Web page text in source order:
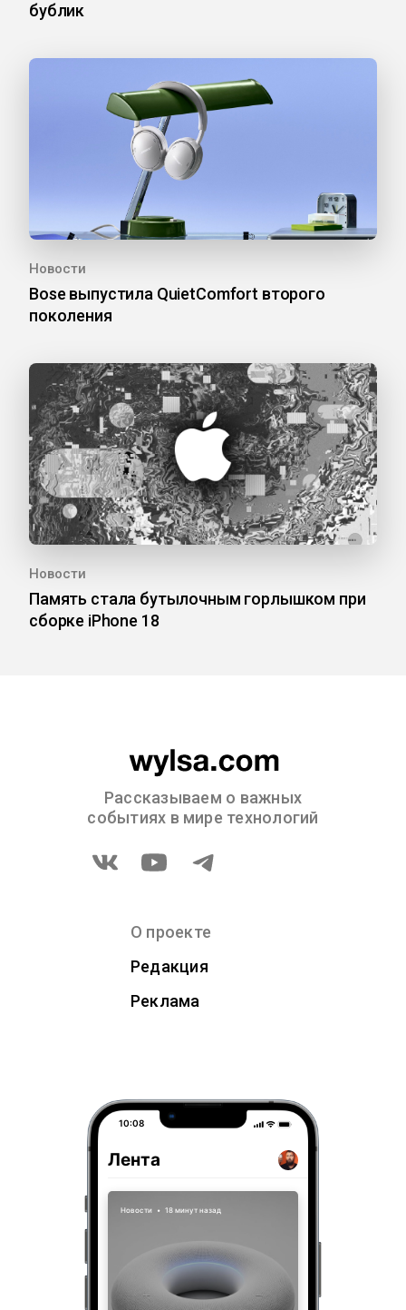
бублик
Новости
Bose выпустила QuietComfort второго
поколения
Новости
Память стала бутылочным горлышком при
сборке iPhone 18
Рассказываем о важных
событиях в мире технологий
О проекте
Редакция
Реклама
10:08
Лента
Новости • 18 минут назад